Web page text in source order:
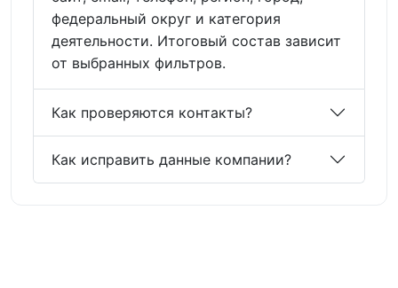
федеральный округ и категория
деятельности. Итоговый состав зависит
от выбранных фильтров.
Как проверяются контакты?
Как исправить данные компании?